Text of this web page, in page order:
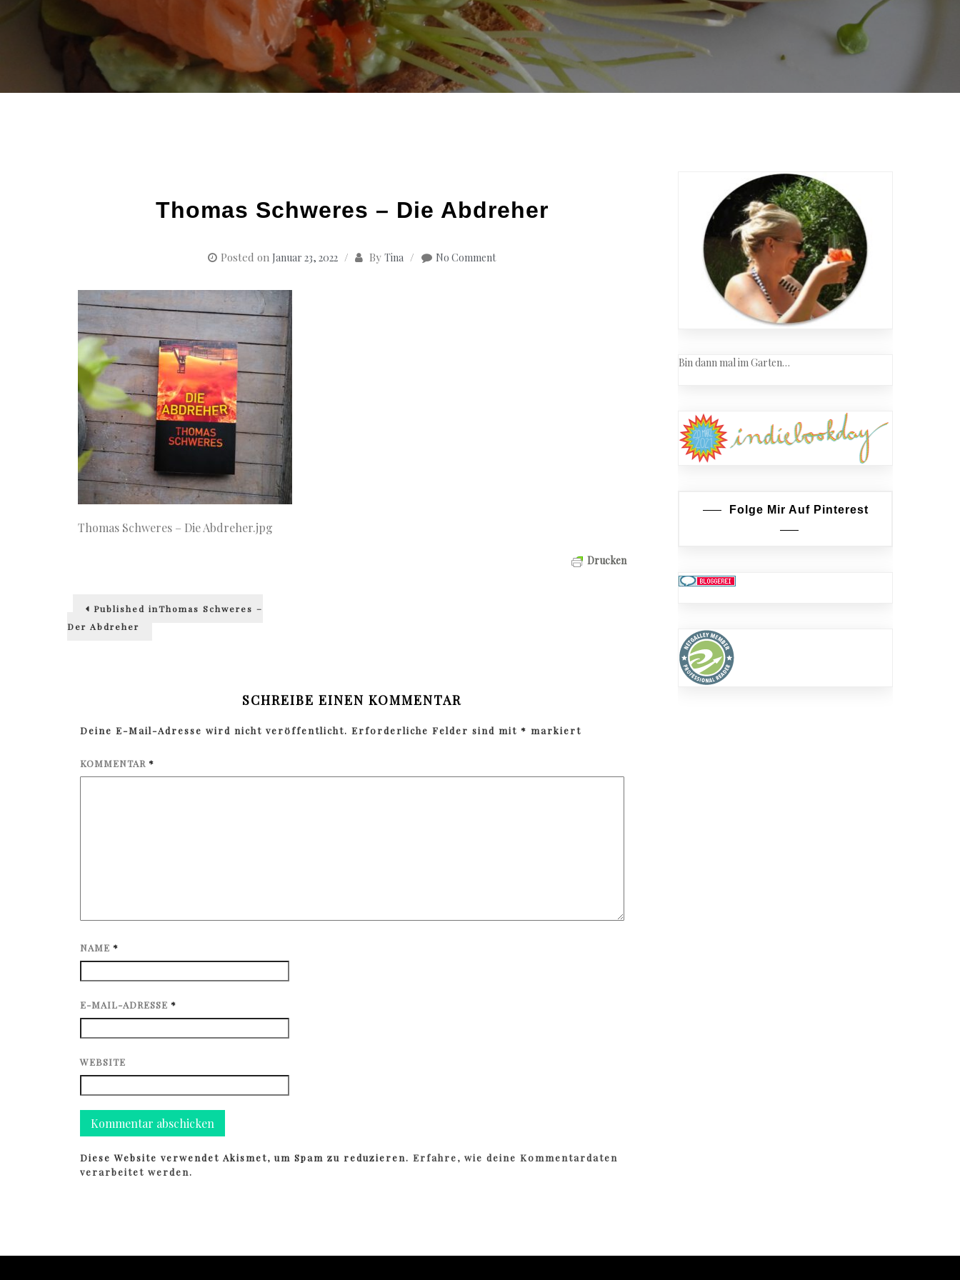
Thomas Schweres – Die Abdreher
Posted on Januar 23, 2022 By Tina No Comment
Thomas Schweres – Die Abdreher.jpg
Drucken
Beitragsnavigation
Published inThomas Schweres –
Der Abdreher
SCHREIBE EINEN KOMMENTAR
Deine E-Mail-Adresse wird nicht veröffentlicht. Erforderliche Felder sind mit * markiert
KOMMENTAR *
NAME *
E-MAIL-ADRESSE *
WEBSITE
Diese Website verwendet Akismet, um Spam zu reduzieren.Erfahre, wie deine Kommentardaten
verarbeitet werden.
Bin dann mal im Garten…
Folge Mir Auf Pinterest